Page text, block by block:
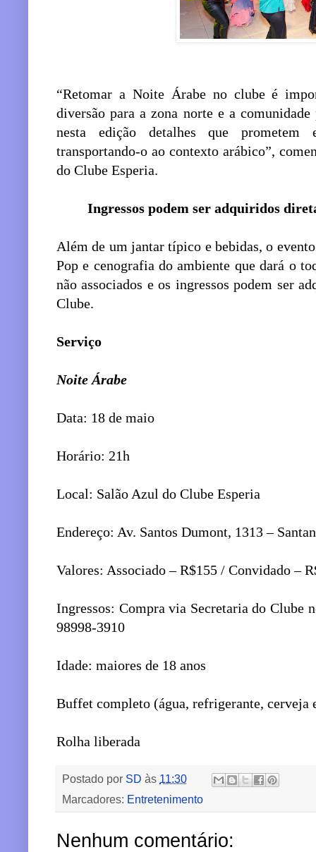
“Retomar a Noite Árabe no clube é
diversão para a zona norte e a
nesta edição detalhes que
transportando-o ao contexto arábico”,
do Clube Esperia.
Ingressos podem ser adquiridos
Além de um jantar típico e bebidas, o
Pop e cenografia do ambiente que dará o
não associados e os ingressos podem ser
Clube.
Serviço
Noite Árabe
Data: 18 de maio
Horário: 21h
Local: Salão Azul do Clube Esperia
Endereço: Av. Santos Dumont, 1313 –
Valores: Associado – R$155 / Convidado –
Ingressos: Compra via Secretaria do Clube
98998-3910
Idade: maiores de 18 anos
Buffet completo (água, refrigerante, cerveja
Rolha liberada
Postado por SD às 11:30
Marcadores: Entretenimento
Nenhum comentário: